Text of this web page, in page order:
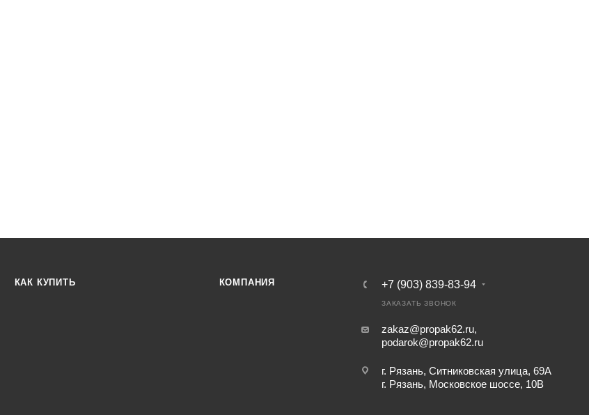
КАК КУПИТЬ КОМПАНИЯ +7 (903) 839-83-94
ЗАКАЗАТЬ ЗВОНОК
zakaz@propak62.ru,
podarok@propak62.ru
г. Рязань, Ситниковская улица, 69А
г. Рязань, Московское шоссе, 10В